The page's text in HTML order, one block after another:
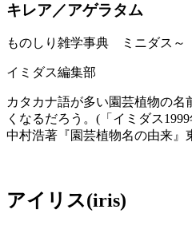
キレア／アゲラタム
ものしり雑学事典 ミニダス～
イミダス編集部
カタカナ語が多い園芸植物の
くなるだろう。(「イミダス
中村浩著『園芸植物名の由来』
アイリス(iris)